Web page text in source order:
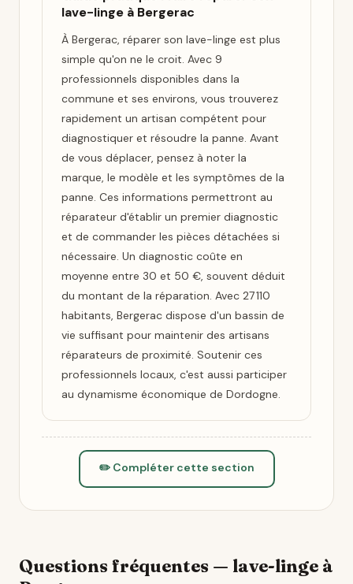
lave-linge à Bergerac
À Bergerac, réparer son lave-linge est plus
simple qu'on ne le croit. Avec 9
professionnels disponibles dans la
commune et ses environs, vous trouverez
rapidement un artisan compétent pour
diagnostiquer et résoudre la panne. Avant
de vous déplacer, pensez à noter la
marque, le modèle et les symptômes de la
panne. Ces informations permettront au
réparateur d'établir un premier diagnostic
et de commander les pièces détachées si
nécessaire. Un diagnostic coûte en
moyenne entre 30 et 50 €, souvent déduit
du montant de la réparation. Avec 27 110
habitants, Bergerac dispose d'un bassin de
vie suffisant pour maintenir des artisans
réparateurs de proximité. Soutenir ces
professionnels locaux, c'est aussi participer
au dynamisme économique de Dordogne.
✏️ Compléter cette section
Questions fréquentes — lave-linge à